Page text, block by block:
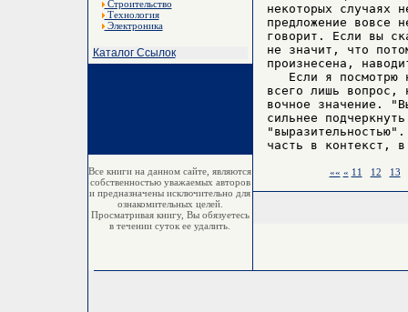
Строительство
Технология
Электроника
Каталог Ссылок
Все книги на данном сайте, являются
собственностью уважаемых авторов
и предназначены исключительно для
ознакомительных целей.
Просматривая книгу, Вы обязуетесь
в течении суток ее удалить.
некоторых
предложение вовсе
говорит. Если вы
не значит, что
произнесена,
Если я посмотрю
всего лишь вопрос,
вочное значение.
сильнее
«« « 11 12 13